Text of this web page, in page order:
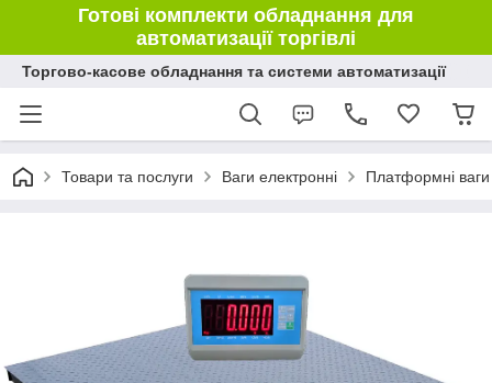
Готові комплекти обладнання для
автоматизації торгівлі
Торгово-касове обладнання та системи автоматизації
Товари та послуги Ваги електронні Платформні ваги